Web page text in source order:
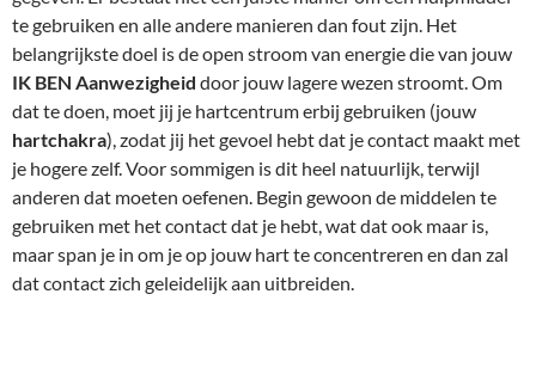
te gebruiken en alle andere manieren dan fout zijn. Het
belangrijkste doel is de open stroom van energie die van jouw
IK BEN Aanwezigheid door jouw lagere wezen stroomt. Om
dat te doen, moet jij je hartcentrum erbij gebruiken (jouw
hartchakra), zodat jij het gevoel hebt dat je contact maakt met
je hogere zelf. Voor sommigen is dit heel natuurlijk, terwijl
anderen dat moeten oefenen. Begin gewoon de middelen te
gebruiken met het contact dat je hebt, wat dat ook maar is,
maar span je in om je op jouw hart te concentreren en dan zal
dat contact zich geleidelijk aan uitbreiden.